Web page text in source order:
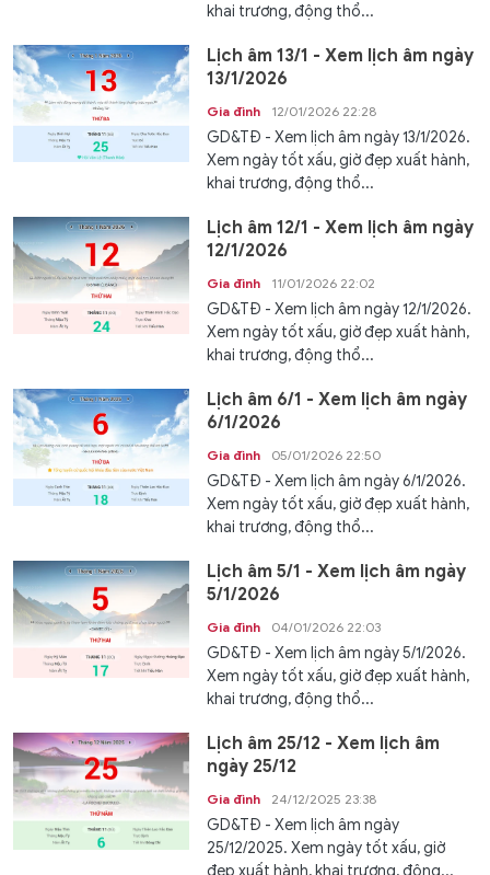
khai trương, động thổ...
Lịch âm 13/1 - Xem lịch âm ngày
13/1/2026
Gia đình 12/01/2026 22:28
GD&TĐ - Xem lịch âm ngày 13/1/2026.
Xem ngày tốt xấu, giờ đẹp xuất hành,
khai trương, động thổ...
Lịch âm 12/1 - Xem lịch âm ngày
12/1/2026
Gia đình 11/01/2026 22:02
GD&TĐ - Xem lịch âm ngày 12/1/2026.
Xem ngày tốt xấu, giờ đẹp xuất hành,
khai trương, động thổ...
Lịch âm 6/1 - Xem lịch âm ngày
6/1/2026
Gia đình 05/01/2026 22:50
GD&TĐ - Xem lịch âm ngày 6/1/2026.
Xem ngày tốt xấu, giờ đẹp xuất hành,
khai trương, động thổ...
Lịch âm 5/1 - Xem lịch âm ngày
5/1/2026
Gia đình 04/01/2026 22:03
GD&TĐ - Xem lịch âm ngày 5/1/2026.
Xem ngày tốt xấu, giờ đẹp xuất hành,
khai trương, động thổ...
Lịch âm 25/12 - Xem lịch âm
ngày 25/12
Gia đình 24/12/2025 23:38
GD&TĐ - Xem lịch âm ngày
25/12/2025. Xem ngày tốt xấu, giờ
đẹp xuất hành, khai trương, động...